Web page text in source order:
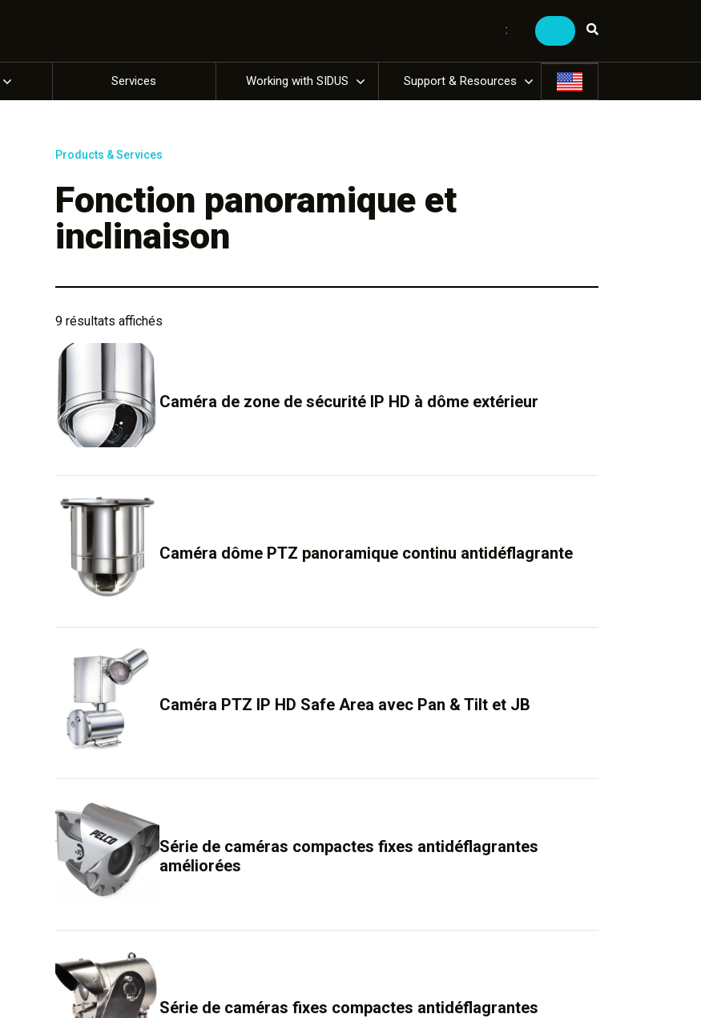
:
Services Working with SIDUS Support & Resources
Products & Services
Fonction panoramique et
inclinaison
9 résultats affichés
Caméra de zone de sécurité IP HD à dôme extérieur
Caméra dôme PTZ panoramique continu antidéflagrante
Caméra PTZ IP HD Safe Area avec Pan & Tilt et JB
Série de caméras compactes fixes antidéflagrantes
améliorées
Série de caméras fixes compactes antidéflagrantes